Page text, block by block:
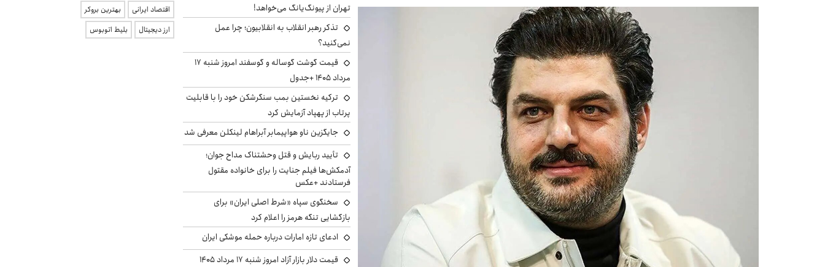
تهران از پیونگ‌یانگ می‌خواهد!
تذکر رهبر انقلاب به انقلابیون؛ چرا عمل
نمی‌کنید؟
قیمت گوشت گوساله و گوسفند امروز شنبه ۱۷
مرداد ۱۴۰۵ +جدول
ترکیه نخستین بمب سنگرشکن خود را با قابلیت
پرتاب از پهپاد آزمایش کرد
جایگزین ناو هواپیمابر آبراهام لینکلن معرفی شد
تأیید ربایش و قتل وحشتناک مداح جوان؛
آدمکش‌ها فیلم جنایت را برای خانواده مقتول
فرستادند +عکس
سخنگوی سپاه «شرط اصلی ایران» برای
بازگشایی تنگه هرمز را اعلام کرد
ادعای تازه امارات درباره حمله موشکی ایران
قیمت دلار بازار آزاد امروز شنبه ۱۷ مرداد ۱۴۰۵
اقتصاد ایرانی
بهترین بروکر
ارز دیجیتال
بلیط اتوبوس